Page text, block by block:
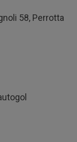
58, Perrotta